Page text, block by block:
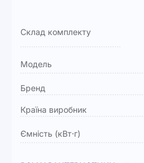
Склад комплекту
Модель
Бренд
Країна виробник
Ємність (кВт⋅г)